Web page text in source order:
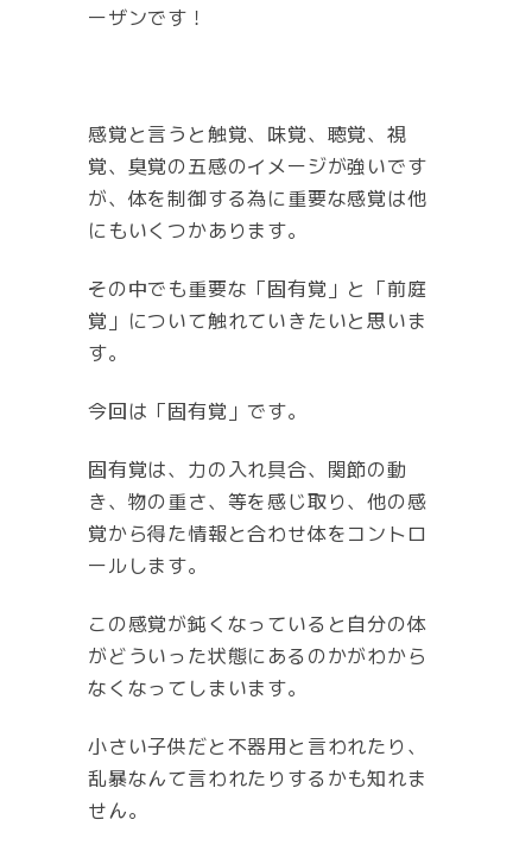
ーザンです！
感覚と言うと触覚、味覚、聴覚、視
覚、臭覚の五感のイメージが強いです
が、体を制御する為に重要な感覚は他
にもいくつかあります。
その中でも重要な「固有覚」と「前庭
覚」について触れていきたいと思いま
す。
今回は「固有覚」です。
固有覚は、力の入れ具合、関節の動
き、物の重さ、等を感じ取り、他の感
覚から得た情報と合わせ体をコントロ
ールします。
この感覚が鈍くなっていると自分の体
がどういった状態にあるのかがわから
なくなってしまいます。
小さい子供だと不器用と言われたり、
乱暴なんて言われたりするかも知れま
せん。